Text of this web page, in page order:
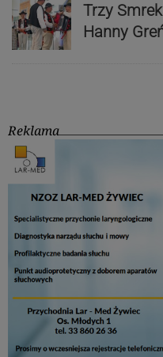
Trzy
Hanny
Reklama